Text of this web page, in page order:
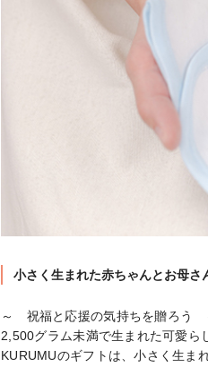
小さく生まれた赤ちゃんとお母さ
～　祝福と応援の気持ちを贈ろう　
2,500グラム未満で生まれた可愛ら
KURUMUのギフトは、小さく生ま